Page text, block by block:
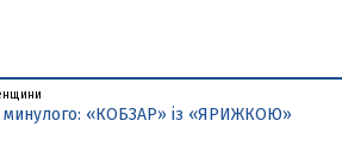
минулого: «КОБЗАР» із «ЯРИЖКОЮ»